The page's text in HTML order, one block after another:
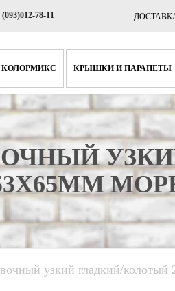
(093)012-78-11
КОЛОРМИКС КРЫШКИ И ПАРАПЕТЫ
КРЫШКИ
ПАРАПЕТЫ
узкий гладкий/